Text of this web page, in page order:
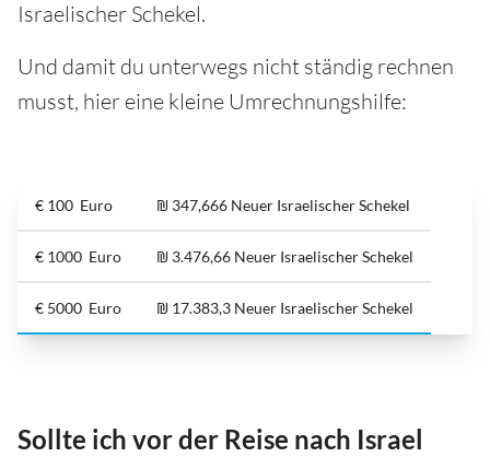
Israelischer Schekel.
Und damit du unterwegs nicht ständig rechnen
musst, hier eine kleine Umrechnungshilfe:
€ 100 Euro ₪ 347,666 Neuer Israelischer Schekel
€ 1000 Euro ₪ 3.476,66 Neuer Israelischer Schekel
€ 5000 Euro ₪ 17.383,3 Neuer Israelischer Schekel
Sollte ich vor der Reise nach Israel